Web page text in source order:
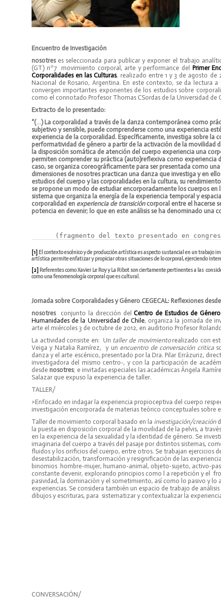
Encuentro de Investigación
nosotreses seleccionada para publicar y exponer el trabajo
(GT) nº7 movimiento corporal, arte y performance del Primer
Corporalidades en las Culturas, realizado entre 1 y 3 de agosto de
Nacional de Rosario, Argentina. En este contexto, se da lectura
convergen importantes exponentes de los estudios sobre
como el connotado Profesor Thomas CSordas de la Universidad de
Extracto de lo presentado:
“(…) La corporalidad a través de la danza contemporánea como
subjetivo y sensible, puede comprenderse como una experiencia
experiencia de la corporalidad. Específicamente, investiga sobre la
performatividad de género a partir de la activación de la movilidad
la disposición somática de atención del cuerpo experiencia una
permiten comprender su práctica (auto)reflexiva como experiencia
caso, se organiza coreográficamente para ser presentada como
dimensiones de nosotres practican una danza que investiga y en
estudios del cuerpo y las corporalidades en la cultura, su
se propone un modo de estudiar encorporadamente los cuerpos
sistema que organiza la energía de la experiencia temporal y
corporalidad en experiencia de transicióncorporal entre el hacerse
potencia en devenir; lo que en este análisis se ha denominado una
(fragmento del texto presentado en
[1]
El contexto escénico y de producción artística es aspecto sustancial en un trabajo
artística permite enfatizar y propiciar otras situaciones de lo corporal, ejerciendo
[2]
Referentes como Xavier Le Roy y La Ribot son ciertamente pertinentes a las
como una fenomenología corporal que es cultural.
Jornada sobre Corporalidades y Género CEGECAL: Reflexiones
nosotresconjunto la dirección delCentro de Estudios de
Humanidades de la Universidad de Chile, organiza la jornada de
arte el miércoles 3 de octubre de 2012, en auditorio Profesor
La actividad consiste en: Un taller de movimientorealizado con
Veiga y Natalia Ramírez, y un encuentro de conversación critica
danza y el arte escénico, presentado por la Dra. Pilar Errázuriz,
investigadora del mismo centro-, y con la participación de
desdenosotres; e invitadas especiales las académicas Ángela
Salazar que expuso la experiencia de taller.
TALLER/
>Enfocado en indagar la experiencia propioceptiva del cuerpo
investigación encorporada de materias teórico conceptuales sobre
Taller de movimiento corporal basado en la investigación/creación
la puesta en disposición corporal de la movilidad de la pelvis, a
en la experiencia de la sexualidad y la identidad de género. Se
imaginaria del cuerpo a través del pasaje por distintos sistemas,
fluidos y los orificios del cuerpo, entre otros. Se trabajan ejercicios
desestabilización, transformación y resignificación de las
binomios hombre-mujer, humano-animal, objeto-sujeto, activo-
constante devenir, explorando principios como l a repetición y el
pasividad, la dominación y el sometimiento, así como lo pasivo y
experiencias. Se considera también un espacio de trabajo de
dibujos y escrituras, para sistematizar y contextualizar la
CONVERSACIÓN/